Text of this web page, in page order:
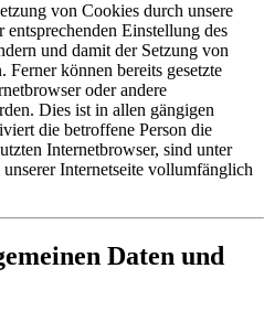
von Cookies durch unsere
entsprechenden Einstellung des
und damit der Setzung von
Ferner können bereits gesetzte
oder andere
Dies ist in allen gängigen
die betroffene Person die
Internetbrowser, sind unter
Internetseite vollumfänglich
Daten und